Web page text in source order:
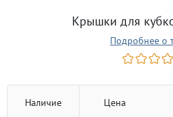
Крышки для
Подробнее о
Наличие Цена